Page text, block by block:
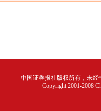
中国证券报社版权所有，未经
Copyright 2001-2008